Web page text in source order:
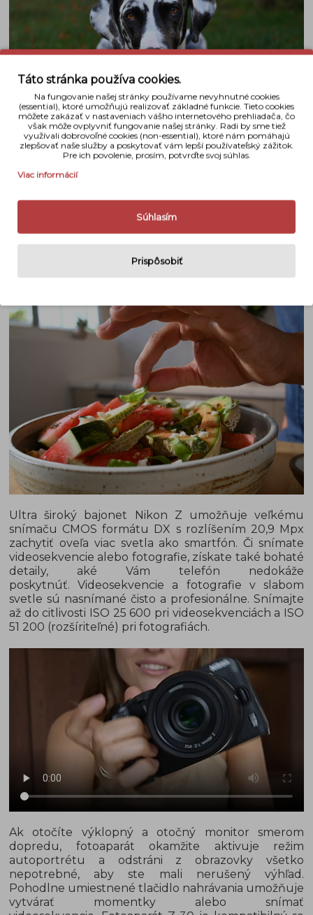
Zachyťte skvele znejúci zvuk pomocou kvalitného a
Audio ponúka možnosti na nahrávanie vášho hlasu
Nechýba ani funkcia redukcie hluku vetra. Obrazový
výkon fotoaparátu Z 30 Vám umožní nahrávať alebo
streamovať vlogy a udržať
vaše fotografické portfólio pútavé vďaka snímkam s
bohatými detailmi. Je to šanca začať vytvárať obsah,
ktorý vynikne.
Ultra široký bajonet Nikon Z umožňuje veľkému
snímaču CMOS formátu DX s rozlíšením 20,9 Mpx
zachytiť oveľa viac svetla ako smartfón. Či snímate
videosekvencie alebo fotografie, získate také bohaté
detaily, aké Vám telefón nedokáže
poskytnúť. Videosekvencie a fotografie v slabom
svetle sú nasnímané čisto a profesionálne. Snímajte
až do citlivosti ISO 25 600 pri videosekvenciách a ISO
51 200 (rozšíriteľné) pri fotografiách.
Ak otočíte výklopný a otočný monitor smerom
dopredu, fotoaparát okamžite aktivuje režim
autoportrétu a odstráni z obrazovky všetko
nepotrebné, aby ste mali nerušený výhľad.
Pohodlne umiestnené tlačidlo nahrávania umožňuje
vytvárať momentky alebo snímať
Táto stránka používa cookies.
Na fungovanie našej stránky používame nevyhnutné cookies
(essential), ktoré umožňujú realizovať základné funkcie. Tieto cookies
môžete zakázať v nastaveniach vášho internetového prehliadača, čo
však môže ovplyvniť fungovanie našej stránky. Radi by sme tiež
využívali dobrovoľné cookies (non-essential), ktoré nám pomáhajú
zlepšovať naše služby a poskytovať vám lepší používateľský zážitok.
Pre ich povolenie, prosím, potvrďte svoj súhlas.
Viac informácií
Súhlasím
Prispôsobiť